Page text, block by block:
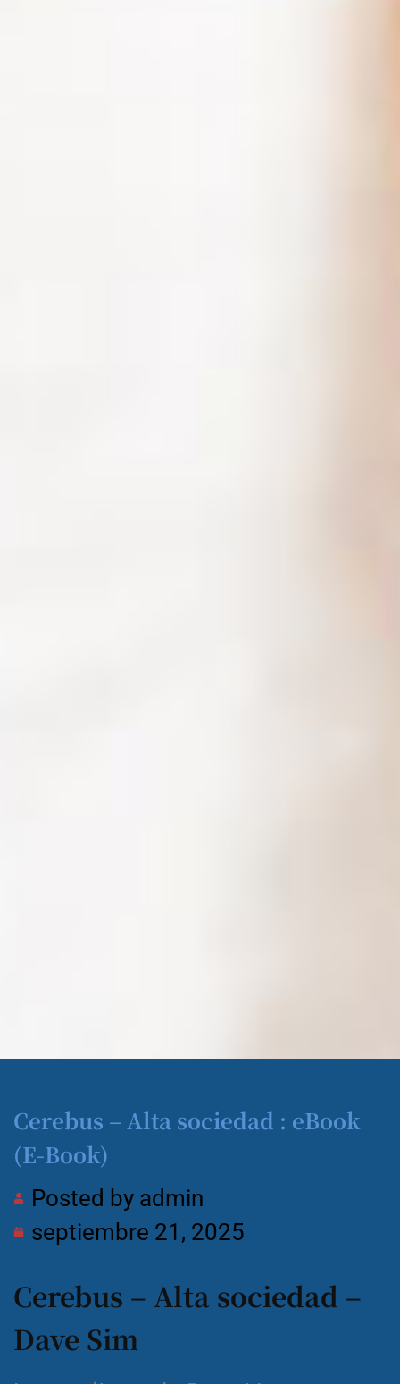
Cerebus – Alta sociedad : eBook
(E-Book)
Posted by admin
septiembre 21, 2025
Cerebus – Alta sociedad –
Dave Sim